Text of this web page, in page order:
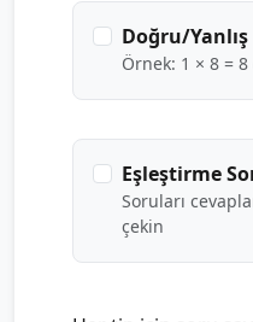
Doğru/Yanlış
Örnek: 1 × 8 = 8
Eşleştirme
Soruları
çekin